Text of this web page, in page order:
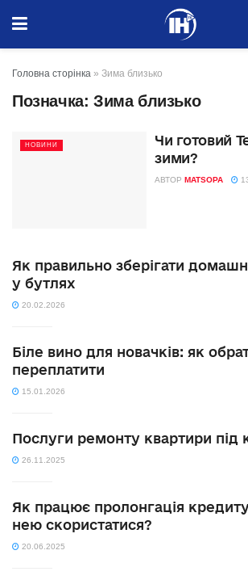
Головна сторінка » Зима близько
Позначка: Зима близько
НОВИНИ
Чи готовий
зими?
АВТОР MATSOPA
Як правильно зберігати
у бутлях
20.02.2026
Біле вино для новачків: як
переплатити
15.01.2026
Послуги ремонту квартири під
26.11.2025
Як працює пролонгація
нею скористатися?
20.06.2025